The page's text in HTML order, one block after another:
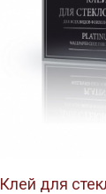
Клей для